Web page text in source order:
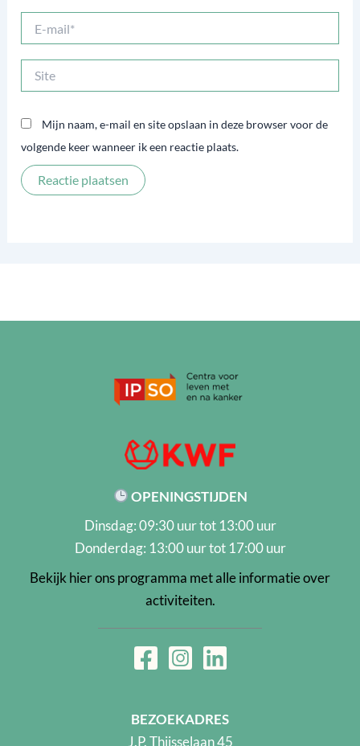
mail*
Mijn naam, e-mail en site opslaan in deze browser voor de
volgende keer wanneer ik een reactie plaats.
OPENINGSTIJDEN
Dinsdag: 09:30 uur tot 13:00 uur
Donderdag: 13:00 uur tot 17:00 uur
Bekijk hier ons programma met alle informatie over
activiteiten.
BEZOEKADRES
J.P. Thijsselaan 45